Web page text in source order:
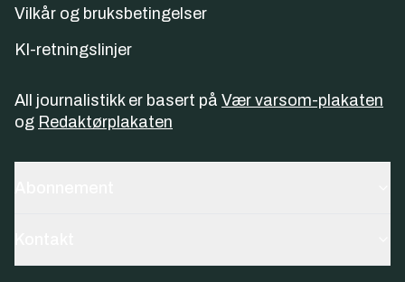
Vilkår og bruksbetingelser
KI-retningslinjer
All journalistikk er basert på Vær varsom-plakaten
og Redaktørplakaten